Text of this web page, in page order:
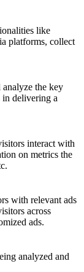
like
platforms, collect
analyze the key
in delivering a
interact with
on metrics the
with relevant ads
across
ads.
analyzed and